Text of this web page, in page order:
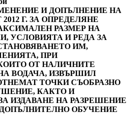
И ДОПЪЛНЕНИЕ НА
2012 Г. ЗА ОПРЕДЕЛЯНЕ
РАЗМЕР НА
УСЛОВИЯТА И РЕДА ЗА
ИМ,
ПРИ
ОТ НАЛИЧНИТЕ
ВОДАЧА, ИЗВЪРШИЛ
ТОЧКИ СЪОБРАЗНО
КАКТО И
ИЗДАВАНЕ НА РАЗРЕШЕНИЕ
ОБУЧЕНИЕ